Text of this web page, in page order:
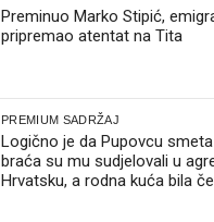
Preminuo Marko Stipić,
pripremao atentat na Tita
PREMIUM SADRŽAJ
Logično je da Pupovcu smeta
braća su mu sudjelovali u
Hrvatsku, a rodna kuća bila